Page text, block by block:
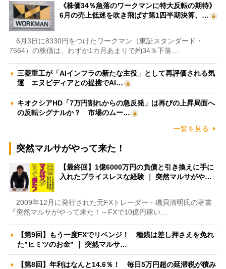
《株価34％急落のワークマンに特大反転の期待》
6月の売上低迷を吹き飛ばす第1四半期決算、…
6月3日に8330円をつけたワークマン（東証スタンダード・
7564）の株価は、わずか1カ月あまりで約34％下落…
三菱重工が「AIインフラの新たな主役」として再評価される気
運 エヌビディアとの提携でAI…
キオクシアHD「7万円割れからの急反発」は再びの上昇局面へ
の反転シグナルか？ 市場のムー…
一覧を見る
突然マルサがやって来た！
【最終回】1億6000万円の負債と引き換えに手に
入れたプライスレスな経験 ｜ 突然マルサがや…
2009年12月に発行された元FXトレーダー・磯貝清明氏の著書
『突然マルサがやって来た！～FXで10億円稼い…
【第9回】もう一度FXでリベンジ！ 種銭は差し押さえを免れ
た”ヒミツのお金” ｜ 突然マルサ…
【第8回】年利はなんと14.6％！ 毎日5万円超の延滞税が積み